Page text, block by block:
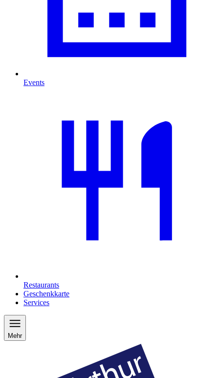
Events
Restaurants
Geschenkkarte
Services
Mehr